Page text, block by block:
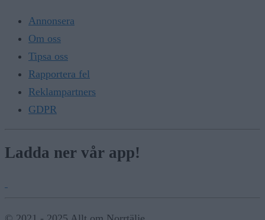
Annonsera
Om oss
Tipsa oss
Rapportera fel
Reklampartners
GDPR
Ladda ner vår app!